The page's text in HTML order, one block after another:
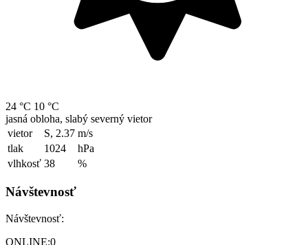
24 °C 10 °C
jasná obloha, slabý severný vietor
vietor
S, 2.37 m/s
tlak
1024
hPa
vlhkosť 38 %
Návštevnosť
Návštevnosť:
ONLINE:0